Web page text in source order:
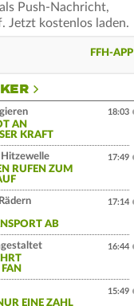
Push-Nachricht,
Jetzt kostenlos laden.
FFH-APP
AN
KRAFT
18:03
RUFEN ZUM
17:49
AB
17:14
16:44
EINE ZAHL
15:49